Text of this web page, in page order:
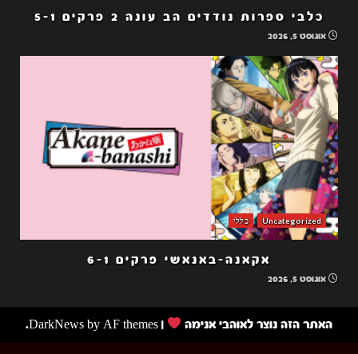
כלבי ספרות נודדים הב עונה 2 פרקים 5-1
אוגוסט 5, 2026
Uncategorized כללי
אקאנה-באנאשי פרקים 6-1
אוגוסט 5, 2026
האתר הזה נוצר לאוהבי אנימה |
DarkNewsby AF themes.